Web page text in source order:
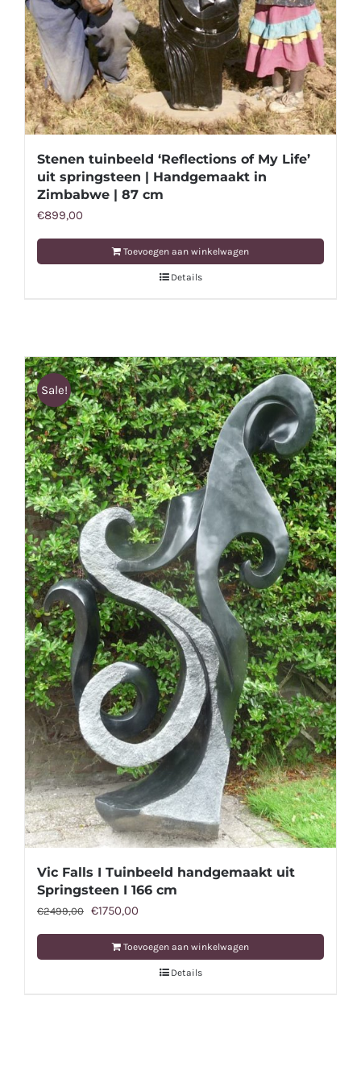
Stenen tuinbeeld ‘Reflections of My Life’
uit springsteen | Handgemaakt in
Zimbabwe | 87 cm
€899,00
Toevoegen aan winkelwagen
Details
Sale!
Vic Falls I Tuinbeeld handgemaakt uit
Springsteen I 166 cm
€2499,00 Oorspronkelijke
prijs
was:
€1750,00
prijs
is:
€1750,00.
Toevoegen aan winkelwagen
Details